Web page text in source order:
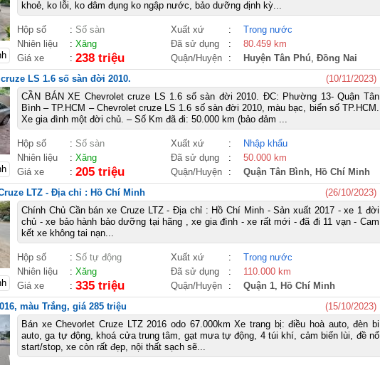
khoẻ, ko lỗi, ko đâm đụng ko ngập nước, bảo dưỡng định kỳ...
Hộp số : Số sàn Xuất xứ :
Trong nước
Nhiên liệu
: Xăng Đã sử dụng :
80.459 km
Giá xe
: 238 triệu Quận/Huyện : Huyện Tân Phú, Đồng Nai
LS 1.6 số sàn đời 2010.
(10/11/2023)
CẦN BÁN XE Chevrolet cruze LS 1.6 số sàn đời 2010. ĐC: Phường 13- Quận Tân
Bình – TP.HCM – Chevrolet cruze LS 1.6 số sàn đời 2010, màu bạc, biển số TP.HCM.
Xe gia đình một đời chủ. – Số Km đã đi: 50.000 km (bảo đảm ...
Hộp số : Số sàn Xuất xứ :
Nhập khẩu
Nhiên liệu
: Xăng Đã sử dụng :
50.000 km
Giá xe
: 205 triệu Quận/Huyện : Quận Tân Bình, Hồ Chí Minh
LTZ - Địa chỉ : Hồ Chí Minh
(26/10/2023)
Chính Chủ Cần bán xe Cruze LTZ - Địa chỉ : Hồ Chí Minh - Sản xuất 2017 - xe 1 đời
chủ - xe bảo hành bảo dưỡng tại hãng , xe gia đình - xe rất mới - đã đi 11 vạn - Cam
kết xe không tai nạn...
Hộp số : Số tự động Xuất xứ :
Trong nước
Nhiên liệu
: Xăng Đã sử dụng :
110.000 km
Giá xe
: 335 triệu Quận/Huyện : Quận 1, Hồ Chí Minh
màu Trắng, giá 285 triệu
(15/10/2023)
Bán xe Chevorlet Cruze LTZ 2016 odo 67.000km Xe trang bị: điều hoà auto, đèn bi
auto, ga tự động, khoá cửa trung tâm, gạt mưa tự động, 4 túi khí, cảm biến lùi, đề nổ
start/stop, xe còn rất đẹp, nội thất sạch sẽ...